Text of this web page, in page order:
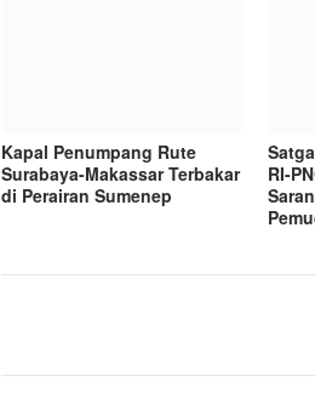
Kapal Penumpang Rute
Surabaya-Makassar Terbakar
di Perairan Sumenep
RI-